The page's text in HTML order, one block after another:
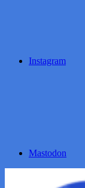
Instagram
Mastodon